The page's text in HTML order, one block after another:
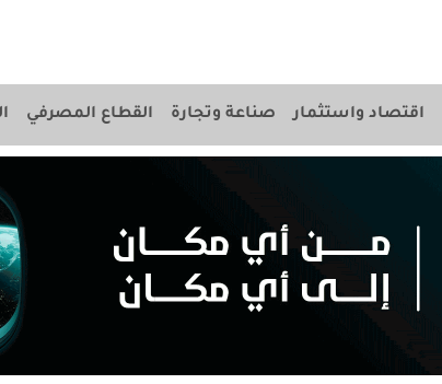
اقتصاد واستثمار صناعة وتجارة القطاع المصرفي